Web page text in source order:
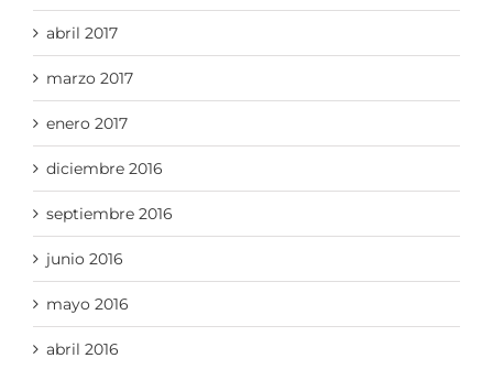
abril 2017
marzo 2017
enero 2017
diciembre 2016
septiembre 2016
junio 2016
mayo 2016
abril 2016